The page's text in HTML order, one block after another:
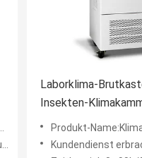
Laborklima-
Insekten-
Produkt-
Kundendienst erbracht:On-line-